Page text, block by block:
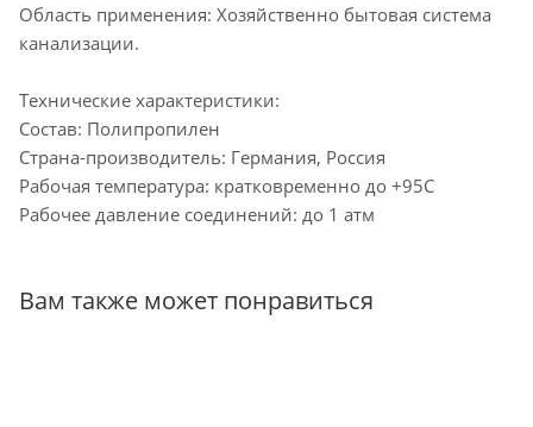
Область применения: Хозяйственно бытовая система
канализации.
Технические характеристики:
Состав: Полипропилен
Страна-производитель: Германия, Россия
Рабочая температура: кратковременно до +95С
Рабочее давление соединений: до 1 атм
Вам также может понравиться